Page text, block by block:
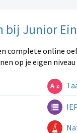
bij Junior
complete online
op je eigen